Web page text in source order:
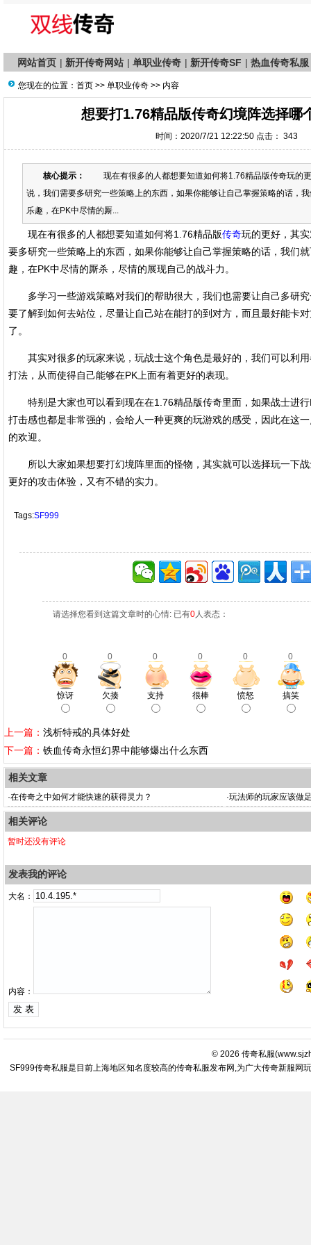
网站首页 | 新开传奇网站 | 单职业传奇 | 新开传奇SF | 热血传奇私服
您现在的位置： 首页 >> 单职业传奇 >> 内容
想要打1.76精品版传奇幻境阵选择哪
时间：2020/7/21 12:22:50 点击： 343
核心提示：
现在有很多的人都想要知道如何将1.76精品版传奇玩的更
说，我们需要多研究一些策略上的东西，如果你能够让自己掌握策略的话，
乐趣，在PK中尽情的厮...
现在有很多的人都想要知道如何将1.76精品版传奇玩的更好，其
要多研究一些策略上的东西，如果你能够让自己掌握策略的话，我们
趣，在PK中尽情的厮杀，尽情的展现自己的战斗力。
多学习一些游戏策略对我们的帮助很大，我们也需要让自己多研究
要了解到如何去站位，尽量让自己站在能打的到对方，而且最好能卡
了。
其实对很多的玩家来说，玩战士这个角色是最好的，我们可以利用
打法，从而使得自己能够在PK上面有着更好的表现。
特别是大家也可以看到现在在1.76精品版传奇里面，如果战士进行
打击感也都是非常强的，会给人一种更爽的玩游戏的感受，因此在这
的欢迎。
所以大家如果想要打幻境阵里面的怪物，其实就可以选择玩一下战
更好的攻击体验，又有不错的实力。
Tags:SF999
请选择您看到这篇文章时的心情: 已有0人表态：
0 0 0 0 0 0
惊讶 欠揍 支持 很棒 愤怒 搞笑
上一篇： 浅析特戒的具体好处
下一篇： 铁血传奇永恒幻界中能够爆出什么东西
相关文章
·在传奇之中如何才能快速的获得灵力？ ·玩法师的玩家应该做
相关评论
暂时还没有评论
发表我的评论
大名：
内容：
© 2026 传奇私服(
SF999传奇私服是目前上海地区知名度较高的传奇私服发布网,为广大传奇新服